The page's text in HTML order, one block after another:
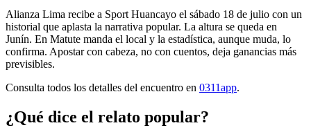
Alianza Lima recibe a Sport Huancayo el sábado 18 de julio con un
historial que aplasta la narrativa popular. La altura se queda en
Junín. En Matute manda el local y la estadística, aunque muda, lo
confirma. Apostar con cabeza, no con cuentos, deja ganancias más
previsibles.
Consulta todos los detalles del encuentro en 0311app.
¿Qué dice el relato popular?